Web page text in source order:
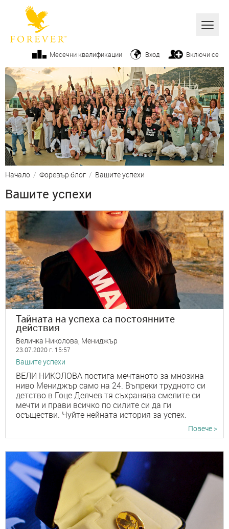
Всички
Алое вера
Бизнес
Продукти
Козметика
От ръководството
Начин на живот
Месечни квалификации Вход Включи се
Начало / Форевър блог / Вашите успехи
Вашите успехи
Тайната на успеха са постоянните
действия
Величка Николова, Мениджър
23.07.2020 г. 15:57
Вашите успехи
ВЕЛИ НИКОЛОВА постига мечтаното за мнозина
ниво Мениджър само на 24. Въпреки трудното си
детство в Гоце Делчев тя съхранява смелите си
мечти и прави всичко по силите си да ги
осъществи. Чуйте нейната история за успех.
Повече >